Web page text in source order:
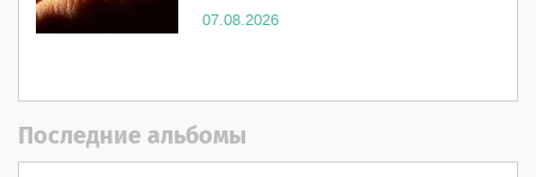
07.08.2026
Последние альбомы